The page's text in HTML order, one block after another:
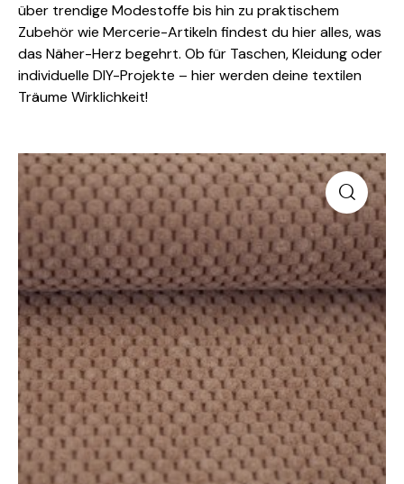
über trendige Modestoffe bis hin zu praktischem
Zubehör wie Mercerie-Artikeln findest du hier alles, was
das Näher-Herz begehrt. Ob für Taschen, Kleidung oder
individuelle DIY-Projekte – hier werden deine textilen
Träume Wirklichkeit!